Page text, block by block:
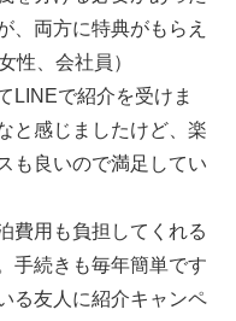
、両方に特典がもらえ
性、会社員）
LINEで紹介を受けま
と感じましたけど、楽
も良いので満足してい
費用も負担してくれる
手続きも毎年簡単です
る友人に紹介キャンペ